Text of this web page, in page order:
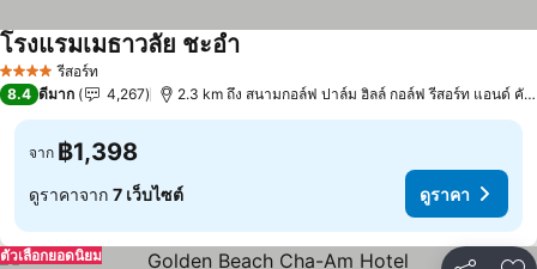
4 ดาว รีสอร์ท
โรงแรมเมธาวลัย ชะอำดูราคา
8.4 ดีมาก 4,267 2.3 km ถึง สนามกอล์ฟ ปาล์ม ฮิลล์ กอล์ฟ รีสอร์ท แอนด์ คั
จาก ฿1,398
ดูราคาจาก 7 เว็บไซต์ ดูราคา
ตัวเลือกยอดนิยม